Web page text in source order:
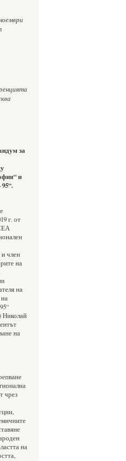
за
и
г. от
член
на
на
Николай
на
чрез
на